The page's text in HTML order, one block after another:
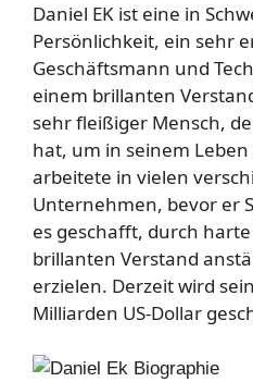
Daniel EK ist eine in
Persönlichkeit, ein sehr
Geschäftsmann und
einem brillanten
sehr fleißiger Mensch,
hat, um in seinem
arbeitete in vielen
Unternehmen, bevor er
es geschafft, durch
brillanten Verstand
erzielen. Derzeit wird
Milliarden US-Dollar